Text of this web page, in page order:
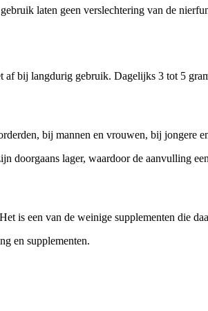
laten geen verslechtering van de
bij langdurig gebruik. Dagelijks 3 tot 5
bij mannen en vrouwen, bij jongere
doorgaans lager, waardoor de aanvulling
is een van de weinige supplementen die
en supplementen.